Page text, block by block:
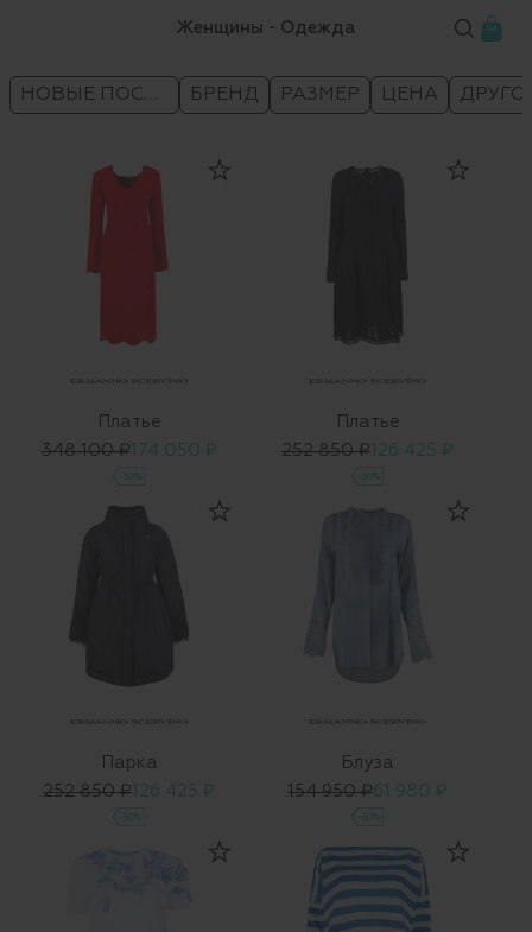
Женщины - Одежда
НОВЫЕ ПОСТУПЛЕНИЯ БРЕНД РАЗМЕР ЦЕНА
Платье
348 100 ₽174 050 ₽
-50%
Платье
252 850 ₽126 425 ₽
-50%
Парка
252 850 ₽126 425 ₽
-50%
Блуза
154 950 ₽61 980 ₽
-60%